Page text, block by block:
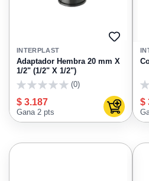
INTERPLAST
Adaptador Hembra 20 mm X
1/2" (1/2" X 1/2")
(0)
$ 3.187
Gana 2 pts Agregar
$